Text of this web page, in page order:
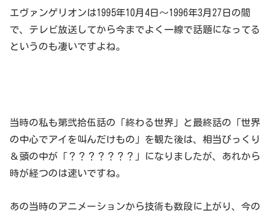
エヴァンゲリオンは1995年10月4日～1996年3月27日の間
で、テレビ放送してから今までよく一線で話題になってる
というのも凄いですよね。
当時の私も第弐拾伍話の「終わる世界」と最終話の「世界
の中心でアイを叫んだけもの」を観た後は、相当びっくり
＆頭の中が「？？？？？？？」になりましたが、あれから
時が経つのは速いですね。
あの当時のアニメーションから技術も数段に上がり、今の